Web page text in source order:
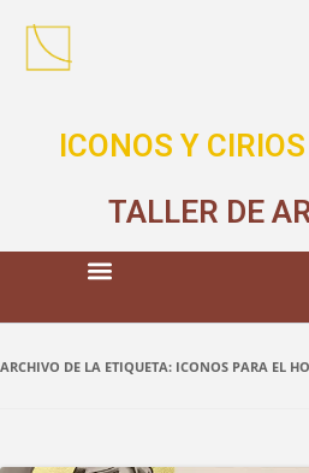
ICONOS Y CIRIOS
TALLER DE
ARCHIVO DE LA ETIQUETA: ICONOS PARA EL